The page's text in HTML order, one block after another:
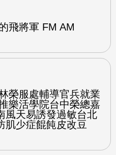
飛將軍 FM AM
榮服處輔導官兵就業
樂活學院台中榮總嘉
風天易誘發過敏台北
肌少症餛飩皮改豆